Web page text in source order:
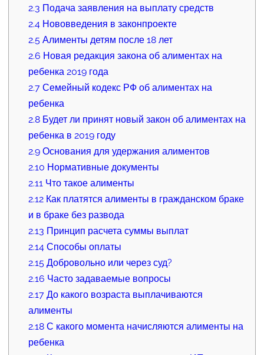
2.3 Подача заявления на выплату средств
2.4 Нововведения в законпроекте
2.5 Алименты детям после 18 лет
2.6 Новая редакция закона об алиментах на
ребенка 2019 года
2.7 Семейный кодекс РФ об алиментах на
ребенка
2.8 Будет ли принят новый закон об алиментах на
ребенка в 2019 году
2.9 Основания для удержания алиментов
2.10 Нормативные документы
2.11 Что такое алименты
2.12 Как платятся алименты в гражданском браке
и в браке без развода
2.13 Принцип расчета суммы выплат
2.14 Способы оплаты
2.15 Добровольно или через суд?
2.16 Часто задаваемые вопросы
2.17 До какого возраста выплачиваются
алименты
2.18 С какого момента начисляются алименты на
ребенка